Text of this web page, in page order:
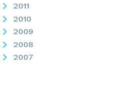
2011
2010
2009
2008
2007